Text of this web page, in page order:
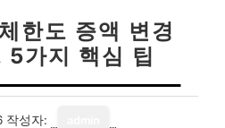
한도 증액 변경
5가지 핵심 팁
작성자: